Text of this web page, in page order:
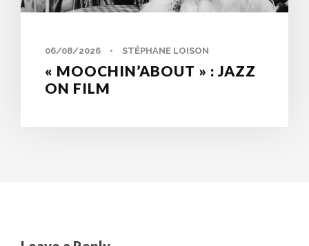
06/08/2026 • STÉPHANE LOISON
« MOOCHIN’ABOUT » : JAZZ
ON FILM